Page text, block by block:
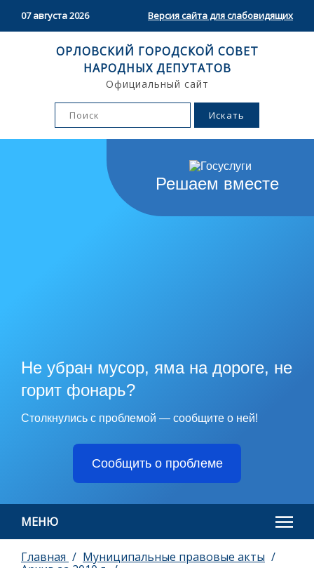
07 августа 2026 Версия сайта для слабовидящих
ОРЛОВСКИЙ ГОРОДСКОЙ СОВЕТ
НАРОДНЫХ ДЕПУТАТОВ
Официальный сайт
Решаем вместе
Не убран мусор, яма на дороге, не
горит фонарь?
Столкнулись с проблемой — сообщите о ней!
Сообщить о проблеме
МЕНЮ
Главная
Муниципальные правовые акты